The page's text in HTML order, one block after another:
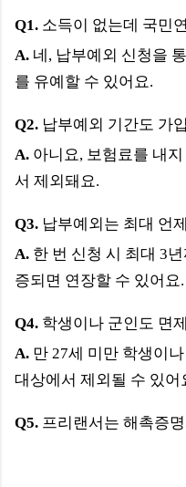
Q1. 소득이 없는데 국민
A. 네, 납부예외 신청을
를 유예할 수 있어요.
Q2. 납부예외 기간도 가
A. 아니요, 보험료를 내
서 제외돼요.
Q3. 납부예외는 최대 언
A. 한 번 신청 시 최대 3
증되면 연장할 수 있어요.
Q4. 학생이나 군인도 면
A. 만 27세 미만 학생이
대상에서 제외될 수 있어
Q5. 프리랜서는 해촉증